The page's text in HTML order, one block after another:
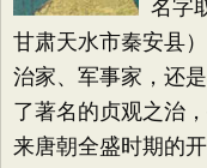
名字
甘肃天水市秦安县
治家、军事家，还
了著名的贞观之治
来唐朝全盛时期的